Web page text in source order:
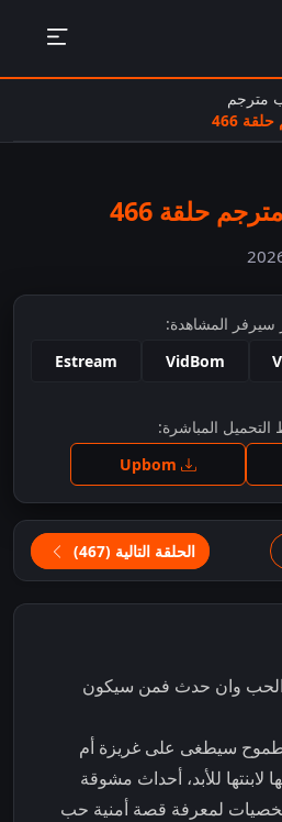
مترجم
466
حلقة 466
سيرفر المشاهدة:
VidBom
Estream
للمشاهدة
التحميل المباشرة:
الحلقة التالية (467)
وان حدث فمن سيكون
سيطغى على غريزة أم
لابنتها للأبد، أحداث مشوقة
لمعرفة قصة أمنية حب